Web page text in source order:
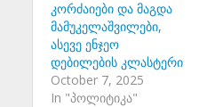
კორძაიები და მაგდა
მამუკელაშვილები,
ასევე ენჯეო
დებილების კლასტერი
October 7, 2025
In "პოლიტიკა"